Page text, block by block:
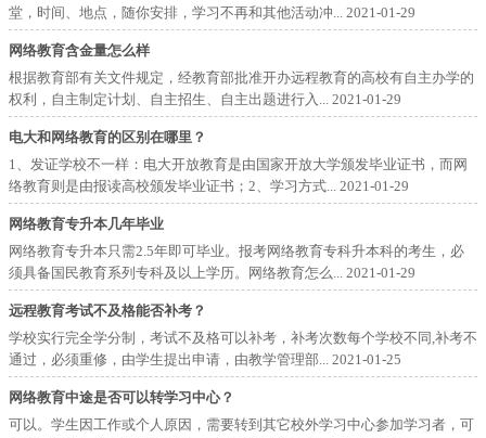
堂，时间、地点，随你安排，学习不再和其他活动冲... 2021-01-29
网络教育含金量怎么样
根据教育部有关文件规定，经教育部批准开办远程教育的高校有自主办学的
权利，自主制定计划、自主招生、自主出题进行入... 2021-01-29
电大和网络教育的区别在哪里？
1、发证学校不一样：电大开放教育是由国家开放大学颁发毕业证书，而网
络教育则是由报读高校颁发毕业证书；2、学习方式... 2021-01-29
网络教育专升本几年毕业
网络教育专升本只需2.5年即可毕业。报考网络教育专科升本科的考生，必
须具备国民教育系列专科及以上学历。网络教育怎么... 2021-01-29
远程教育考试不及格能否补考？
学校实行完全学分制，考试不及格可以补考，补考次数每个学校不同,补考不
通过，必须重修，由学生提出申请，由教学管理部... 2021-01-25
网络教育中途是否可以转学习中心？
可以。学生因工作或个人原因，需要转到其它校外学习中心参加学习者，可